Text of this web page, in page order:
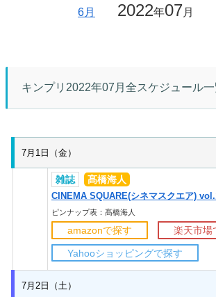
6月 2022年07月
キンプリ2022年07月全スケジュール一
7月1日（金）
雑誌 髙橋海人
CINEMA SQUARE(シネマスクエア)
ピンナップ表：髙橋海人
amazonで探す 楽天市場
Yahooショッピングで探す
7月2日（土）